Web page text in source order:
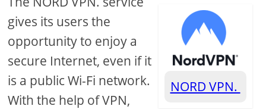
NORD VPN.
gives its users the
opportunity to enjoy a
secure Internet, even if it
is a public Wi-Fi network.
With the help of VPN,